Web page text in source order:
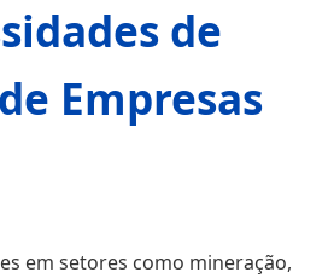
de
Empresas
em setores como mineração,